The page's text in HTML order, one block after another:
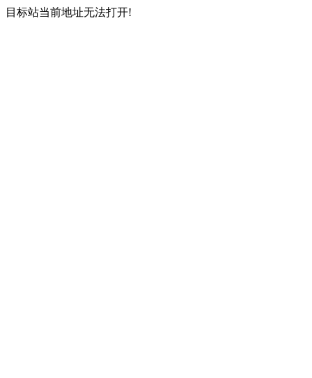
目标站当前地址无法打开!